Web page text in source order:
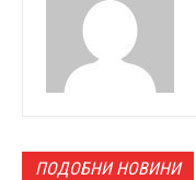
ПОДОБНИ НОВИНИ